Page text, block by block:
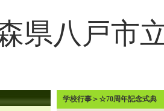
県八戸市
学校行事＞☆70周年記念式典